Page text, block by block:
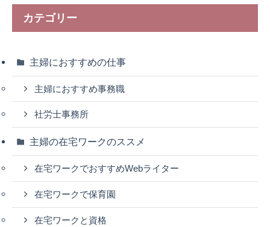
カテゴリー
主婦におすすめの仕事
主婦におすすめ事務職
社労士事務所
主婦の在宅ワークのススメ
在宅ワークでおすすめWebライター
在宅ワークで保育園
在宅ワークと資格